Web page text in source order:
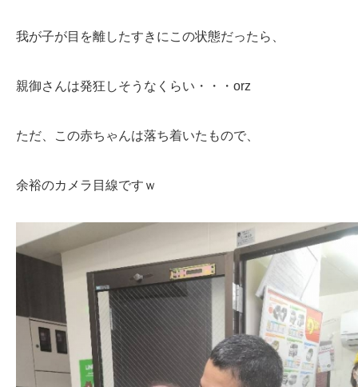
我が子が目を離したすきにこの状態だったら、
親御さんは発狂しそうなくらい・・・orz
ただ、この赤ちゃんは落ち着いたもので、
余裕のカメラ目線ですｗ